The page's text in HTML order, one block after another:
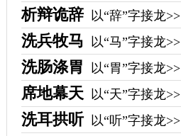
析辩诡辞 以“辞”字接龙>>
洗兵牧马 以“马”字接龙>>
洗肠涤胃 以“胃”字接龙>>
席地幕天 以“天”字接龙>>
洗耳拱听 以“听”字接龙>>